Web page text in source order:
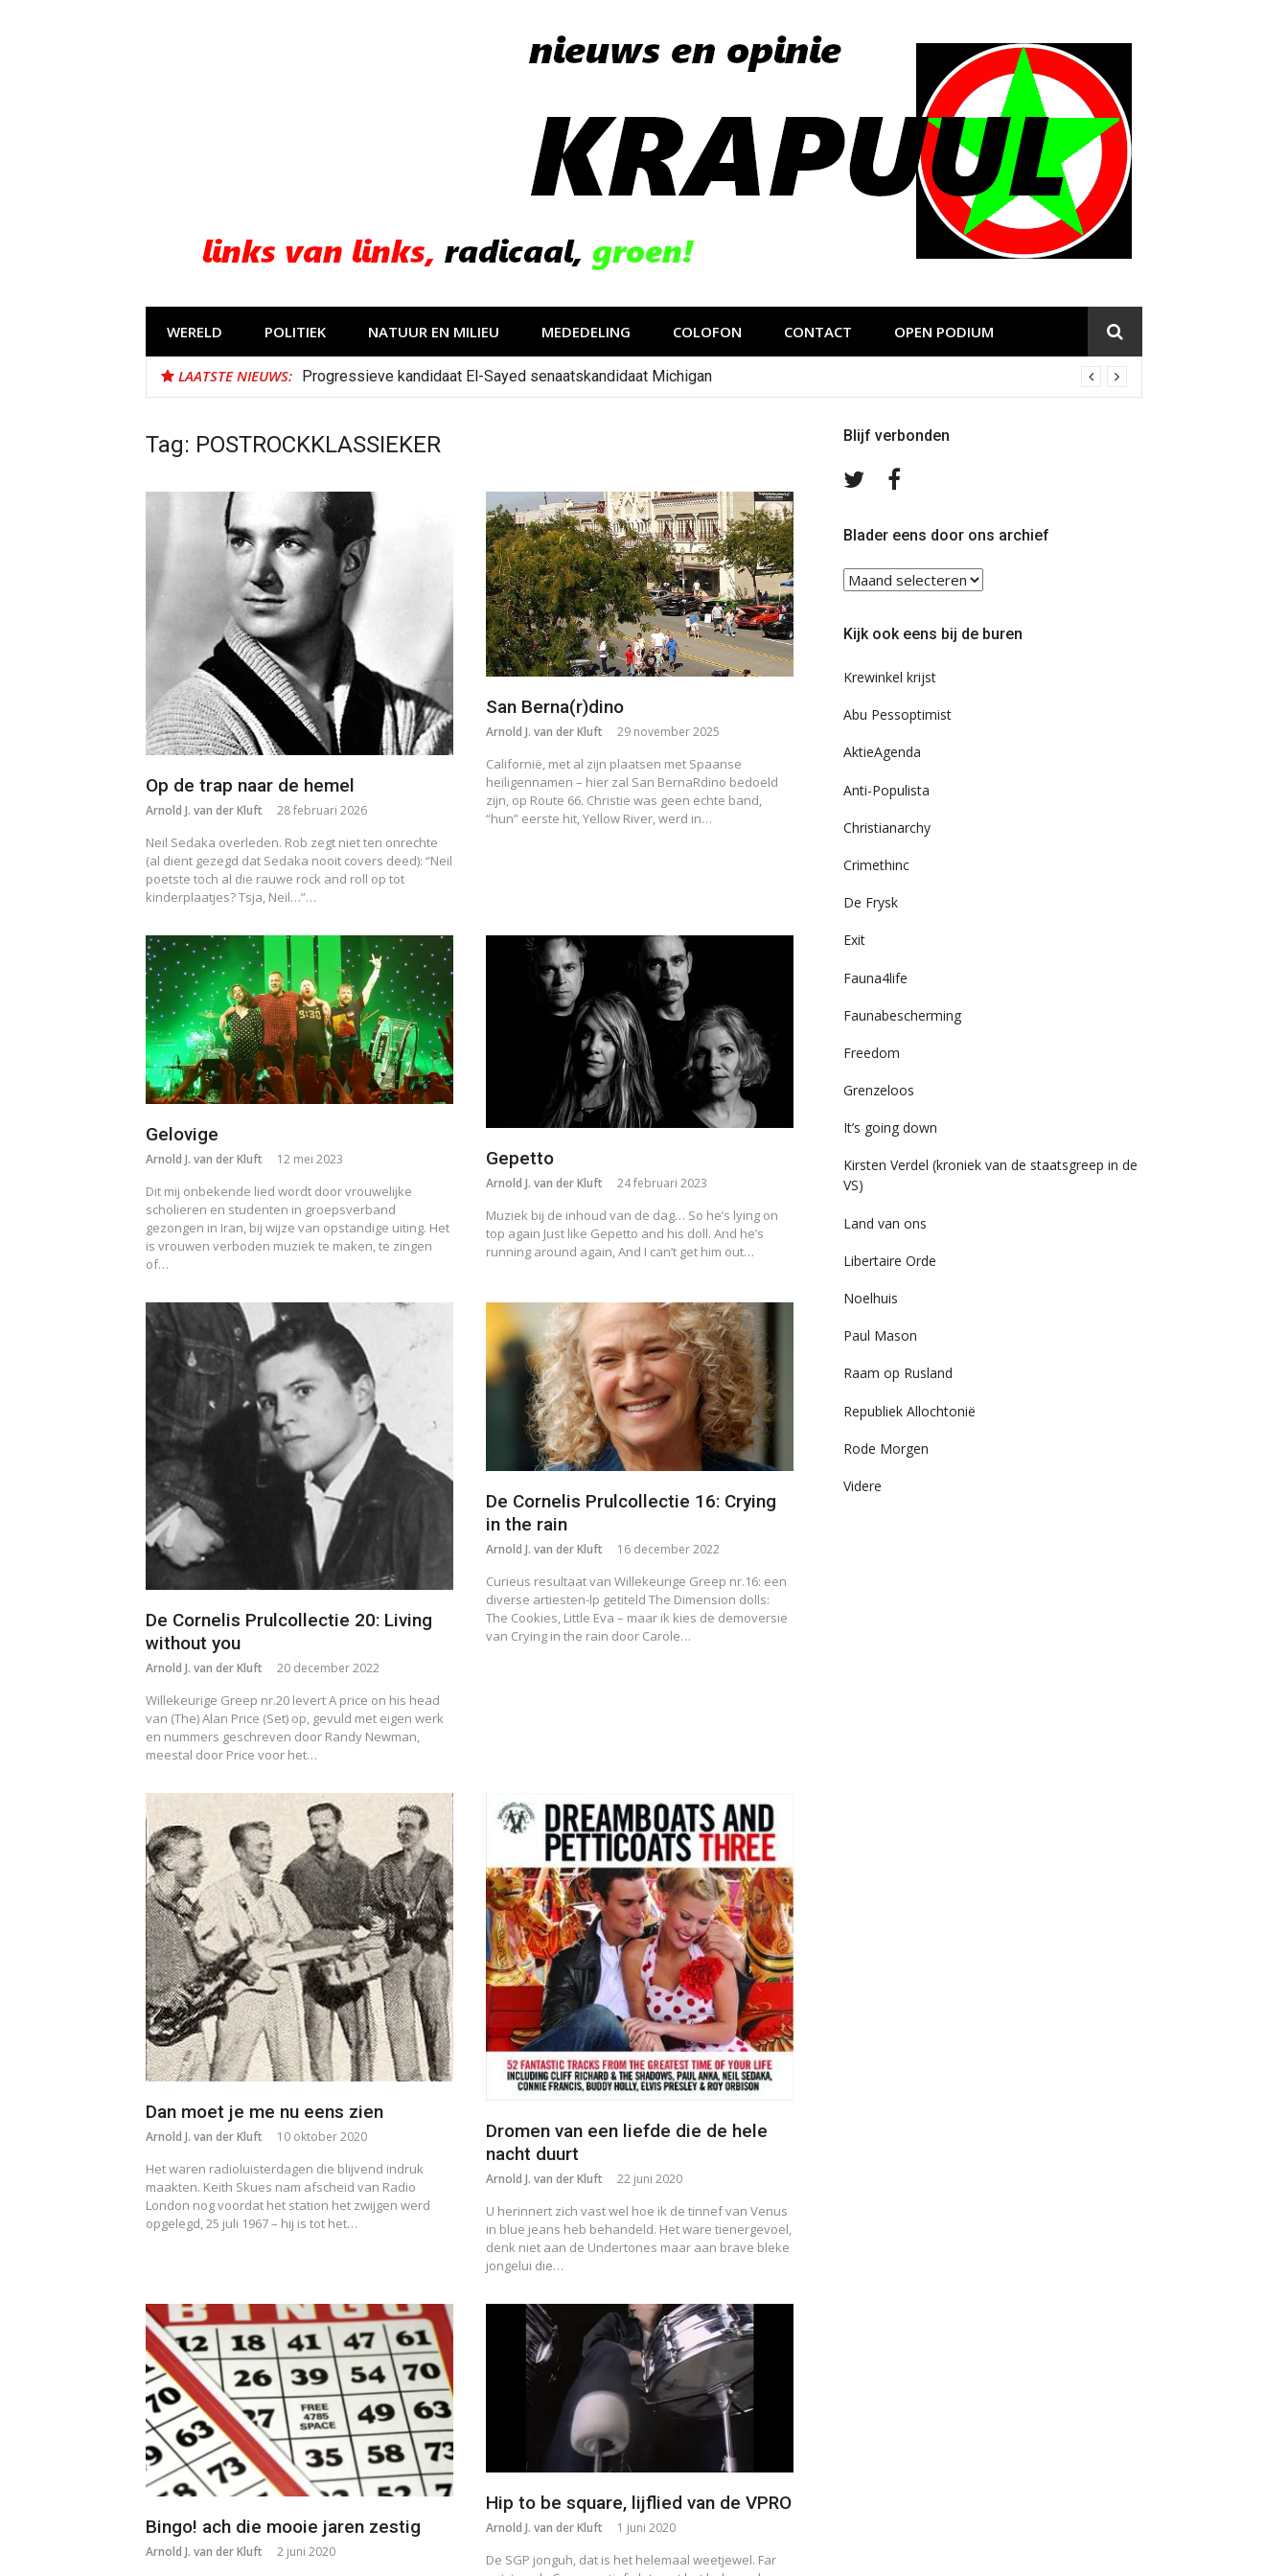
WERELD POLITIEK NATUUR EN MILIEU MEDEDELING COLOFON CONTACT OPEN PODIUM
LAATSTE NIEUWS: Progressieve kandidaat El-Sayed senaatskandidaat Michigan
Tag: POSTROCKKLASSIEKER
Op de trap naar de hemel
Arnold J. van der Kluft 28 februari 2026
Neil Sedaka overleden. Rob zegt niet ten onrechte
(al dient gezegd dat Sedaka nooit covers deed): “Neil
poetste toch al die rauwe rock and roll op tot
kinderplaatjes? Tsja, Neil…”…
San Berna(r)dino
Arnold J. van der Kluft 29 november 2025
Californië, met al zijn plaatsen met Spaanse
heiligennamen – hier zal San BernaRdino bedoeld
zijn, op Route 66. Christie was geen echte band,
“hun” eerste hit, Yellow River, werd in…
Gelovige
Arnold J. van der Kluft 12 mei 2023
Dit mij onbekende lied wordt door vrouwelijke
scholieren en studenten in groepsverband
gezongen in Iran, bij wijze van opstandige uiting. Het
is vrouwen verboden muziek te maken, te zingen
of…
Gepetto
Arnold J. van der Kluft 24 februari 2023
Muziek bij de inhoud van de dag… So he’s lying on
top again Just like Gepetto and his doll. And he’s
running around again, And I can’t get him out…
De Cornelis Prulcollectie 20: Living
without you
Arnold J. van der Kluft 20 december 2022
Willekeurige Greep nr.20 levert A price on his head
van (The) Alan Price (Set) op, gevuld met eigen werk
en nummers geschreven door Randy Newman,
meestal door Price voor het…
De Cornelis Prulcollectie 16: Crying
in the rain
Arnold J. van der Kluft 16 december 2022
Curieus resultaat van Willekeurige Greep nr.16: een
diverse artiesten-lp getiteld The Dimension dolls:
The Cookies, Little Eva – maar ik kies de demoversie
van Crying in the rain door Carole…
Dan moet je me nu eens zien
Arnold J. van der Kluft 10 oktober 2020
Het waren radioluisterdagen die blijvend indruk
maakten. Keith Skues nam afscheid van Radio
London nog voordat het station het zwijgen werd
opgelegd, 25 juli 1967 – hij is tot het…
Dromen van een liefde die de hele
nacht duurt
Arnold J. van der Kluft 22 juni 2020
U herinnert zich vast wel hoe ik de tinnef van Venus
in blue jeans heb behandeld. Het ware tienergevoel,
denk niet aan de Undertones maar aan brave bleke
jongelui die…
Bingo! ach die mooie jaren zestig
Arnold J. van der Kluft 2 juni 2020
Hip to be square, lijflied van de VPRO
Arnold J. van der Kluft 1 juni 2020
De SGP jonguh, dat is het helemaal weetjewel. Far
Blijf verbonden
Volg
TwitterFacebook
Blader eens door ons archief
Blader
eens
ons
Kijk ook eens bij de buren
Krewinkel krijst
Abu Pessoptimist
AktieAgenda
Anti-Populista
Christianarchy
Crimethinc
De Frysk
Exit
Fauna4life
Faunabescherming
Freedom
Grenzeloos
It’s going down
Kirsten Verdel (kroniek van de staatsgreep in de
VS)
Land van ons
Libertaire Orde
Noelhuis
Paul Mason
Raam op Rusland
Republiek Allochtonië
Rode Morgen
Videre